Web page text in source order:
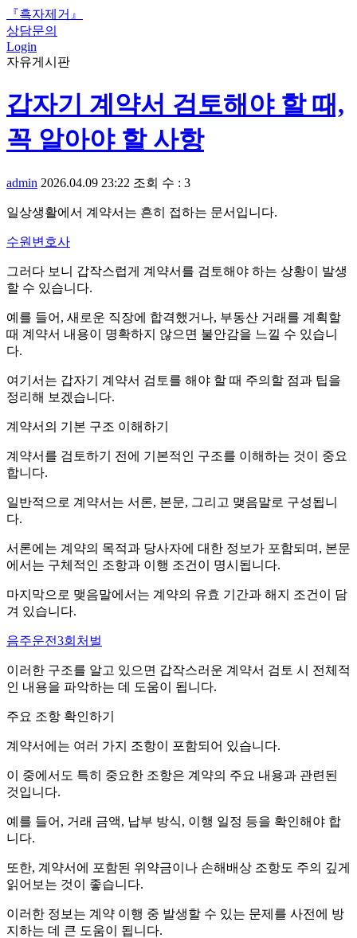
『흑자제거』
상담문의
Login
자유게시판
갑자기 계약서 검토해야 할 때,
꼭 알아야 할 사항
admin 2026.04.09 23:22 조회 수 : 3
일상생활에서 계약서는 흔히 접하는 문서입니다.
수원변호사
그러다 보니 갑작스럽게 계약서를 검토해야 하는 상황이 발생
할 수 있습니다.
예를 들어, 새로운 직장에 합격했거나, 부동산 거래를 계획할
때 계약서 내용이 명확하지 않으면 불안감을 느낄 수 있습니
다.
여기서는 갑자기 계약서 검토를 해야 할 때 주의할 점과 팁을
정리해 보겠습니다.
계약서의 기본 구조 이해하기
계약서를 검토하기 전에 기본적인 구조를 이해하는 것이 중요
합니다.
일반적으로 계약서는 서론, 본문, 그리고 맺음말로 구성됩니
다.
서론에는 계약의 목적과 당사자에 대한 정보가 포함되며, 본문
에서는 구체적인 조항과 이행 조건이 명시됩니다.
마지막으로 맺음말에서는 계약의 유효 기간과 해지 조건이 담
겨 있습니다.
음주운전3회처벌
이러한 구조를 알고 있으면 갑작스러운 계약서 검토 시 전체적
인 내용을 파악하는 데 도움이 됩니다.
주요 조항 확인하기
계약서에는 여러 가지 조항이 포함되어 있습니다.
이 중에서도 특히 중요한 조항은 계약의 주요 내용과 관련된
것입니다.
예를 들어, 거래 금액, 납부 방식, 이행 일정 등을 확인해야 합
니다.
또한, 계약서에 포함된 위약금이나 손해배상 조항도 주의 깊게
읽어보는 것이 좋습니다.
이러한 정보는 계약 이행 중 발생할 수 있는 문제를 사전에 방
지하는 데 큰 도움이 됩니다.